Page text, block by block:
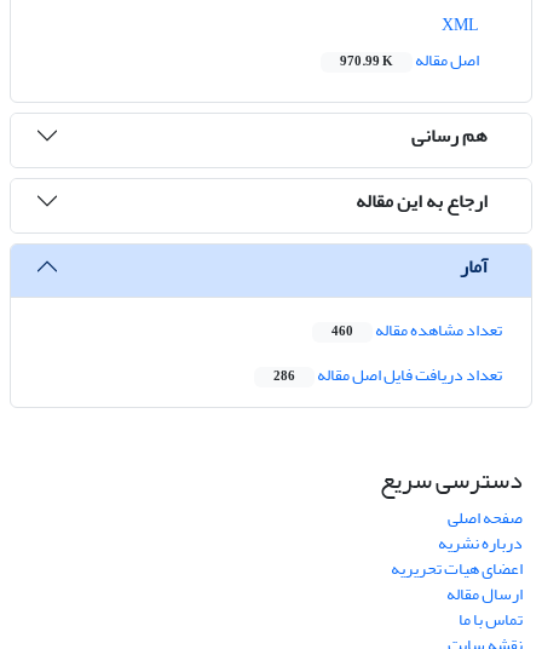
اصل مقاله
970.99 K
هم رسانی
ارجاع به این مقاله
آمار
تعداد مشاهده مقاله 460
تعداد دریافت فایل اصل مقاله 286
دسترسی سریع
صفحه اصلی
درباره نشریه
اعضای هیات تحریریه
ارسال مقاله
تماس با ما